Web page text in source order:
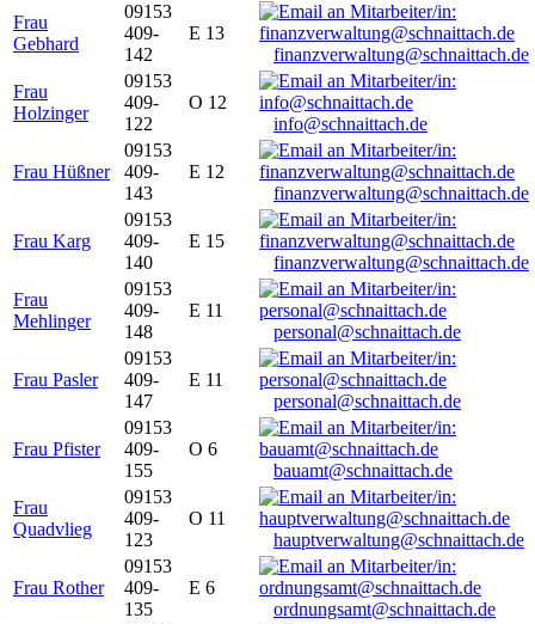
Frau
Gebhard
09153
409-
142
E 13
finanzverwaltung@schnaittach.de
Frau
Holzinger
09153
409-
122
O 12
info@schnaittach.de
Frau Hüßner
09153
409-
143
E 12
finanzverwaltung@schnaittach.de
Frau Karg
09153
409-
140
E 15
finanzverwaltung@schnaittach.de
Frau
Mehlinger
09153
409-
148
E 11
personal@schnaittach.de
Frau Pasler
09153
409-
147
E 11
personal@schnaittach.de
Frau Pfister
09153
409-
155
O 6
bauamt@schnaittach.de
Frau
Quadvlieg
09153
409-
123
O 11
hauptverwaltung@schnaittach.de
Frau Rother
09153
409-
135
E 6
ordnungsamt@schnaittach.de